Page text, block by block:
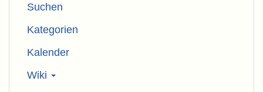
Suchen
Kategorien
Kalender
Wiki